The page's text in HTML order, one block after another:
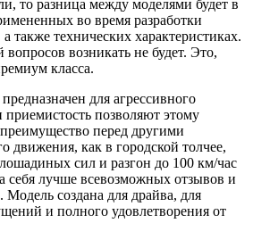
то разница между моделями будет в
во время разработки
также технических характеристиках.
возникать не будет. Это,
класса.
предназначен для агрессивного
позволяют этому
перед другими
движения, как в городской толчее,
сил и разгон до 100 км/час
себя лучше всевозможных отзывов и
Модель создана для драйва, для
и полного удовлетворения от